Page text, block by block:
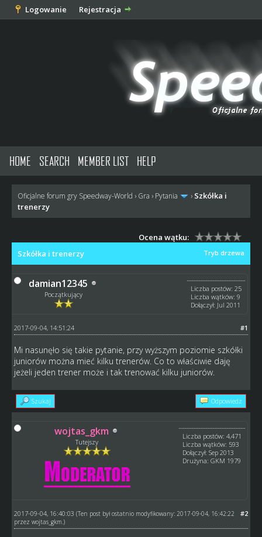
Logowanie Rejestracja
HOME SEARCH MEMBER LIST HELP
Oficjalne forum gry Speedway-World › Gra › Pytania › Szkółka i
trenerzy
Ocena wątku:
Tryb drzewa
Szkółka i trenerzy
damian12345
Początkujący
Liczba postów: 25
Liczba wątków: 9
Dołączył: Jul 2011
#1
2017-09-04, 14:51:24
Mi nasunęło się takie pytanie, przy wyższym poziomie szkółki
juniorów można mieć kilku trenerów. Co to właściwie daję
jeżeli jeden trener może i tak trenować kilku juniorów.
Szukaj Odpowiedz
wojtas_gkm
Tutejszy
Liczba postów: 4,471
Liczba wątków: 593
Dołączył: Sep 2013
Drużyna: GKM 1979
#2
2017-09-04, 16:40:03 (Ten post był ostatnio modyfikowany: 2017-09-04, 16:42:22
przez wojtas_gkm .)